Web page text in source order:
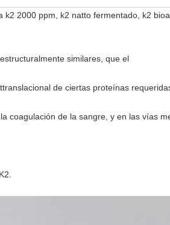
k2 2000 ppm, k2 natto fermentado, k2
similares, que el
de ciertas proteínas
coagulación de la sangre, y en las vías